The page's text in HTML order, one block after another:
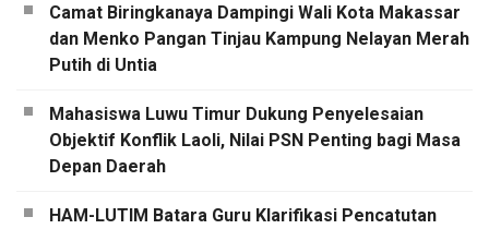
Camat Biringkanaya Dampingi Wali Kota Makassar
dan Menko Pangan Tinjau Kampung Nelayan Merah
Putih di Untia
Mahasiswa Luwu Timur Dukung Penyelesaian
Objektif Konflik Laoli, Nilai PSN Penting bagi Masa
Depan Daerah
HAM-LUTIM Batara Guru Klarifikasi Pencatutan